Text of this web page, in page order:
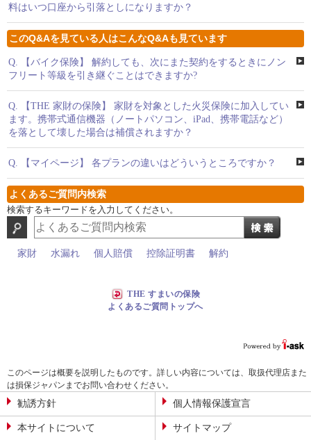
料はいつ口座から引落としになりますか？
このQ&Aを見ている人はこんなQ&Aも見ています
Q.
【バイク保険】 解約しても、次にまた契約をするときにノン
フリート等級を引き継ぐことはできますか?
Q.
【THE 家財の保険】 家財を対象とした火災保険に加入してい
ます。携帯式通信機器（ノートパソコン、iPad、携帯電話など）
を落として壊した場合は補償されますか？
Q. 【マイページ】 各プランの違いはどういうところですか？
よくあるご質問内検索
検索するキーワードを入力してください。
家財 水漏れ 個人賠償 控除証明書 解約
THE すまいの保険
よくあるご質問トップへ
このページは概要を説明したものです。詳しい内容については、取扱代理店また
は損保ジャパンまでお問い合わせください。
勧誘方針 個人情報保護宣言
本サイトについて サイトマップ